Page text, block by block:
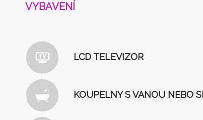
VYBAVENÍ
LCD TELEVIZOR
KOUPELNY S VANOU NEBO